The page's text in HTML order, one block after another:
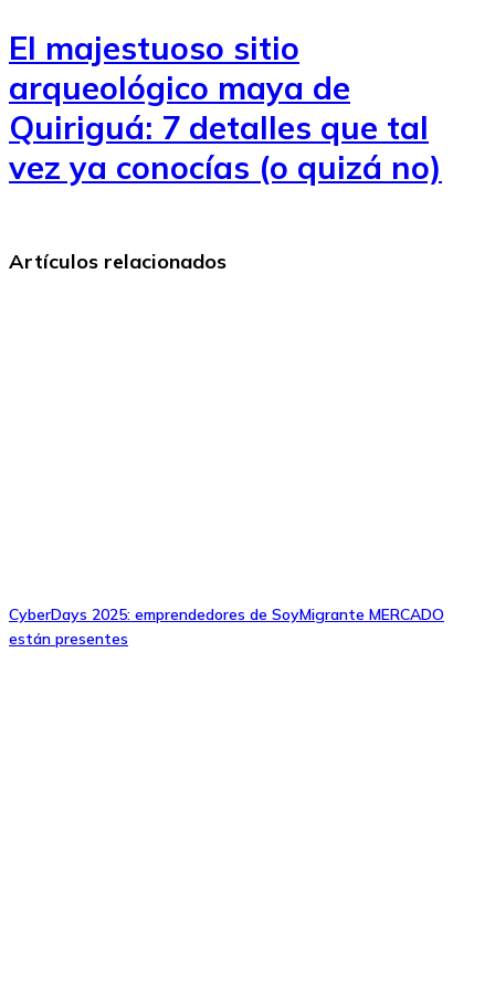
El majestuoso sitio
arqueológico maya de
Quiriguá: 7 detalles que tal
vez ya conocías (o quizá no)
Artículos relacionados
CyberDays 2025: emprendedores de SoyMigrante MERCADO
están presentes